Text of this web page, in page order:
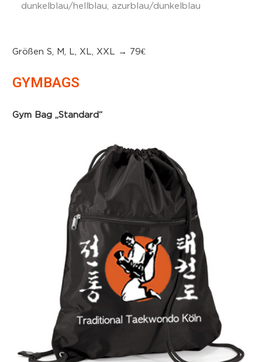
dunkelblau/hellblau, azurblau/dunkelblau
Größen S, M, L, XL, XXL → 79€
GYMBAGS
Gym Bag „Standard“